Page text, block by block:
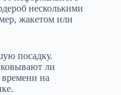
несколькими
жакетом или
посадку.
ли
на